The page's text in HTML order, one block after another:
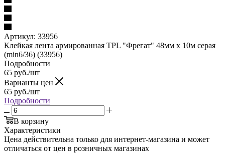
Артикул: 33956
Клейкая лента армированная TPL "Фрегат" 48мм х 10м серая
(min6/36) (33956)
Подробности
65 руб./шт
Варианты цен
65 руб./шт
Подробности
В корзину
Характеристики
Цена действительна только для интернет-магазина и может
отличаться от цен в розничных магазинах